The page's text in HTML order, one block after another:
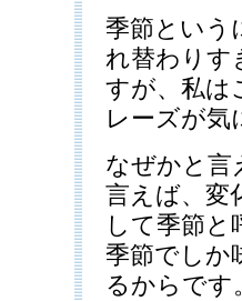
季節という
れ替わりす
すが、私は
レーズが
なぜかと言
言えば、変
して季節
季節でしか
るからです。